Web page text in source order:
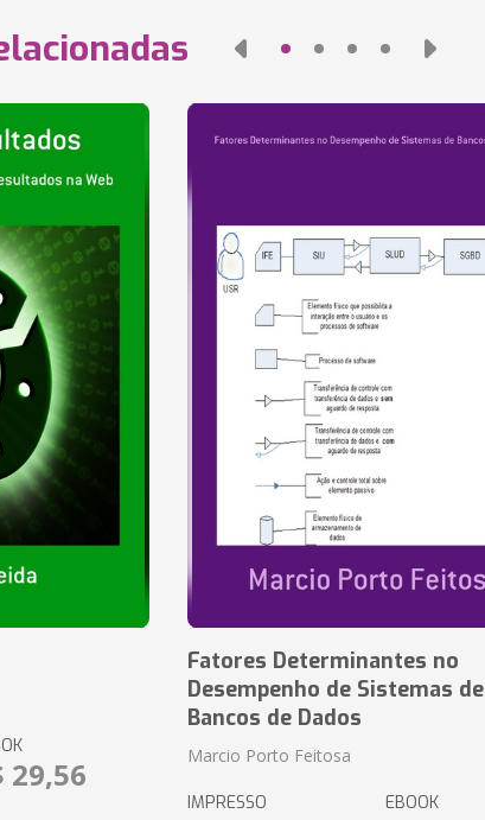
29,56
Fatores Determinantes no
Desempenho de Sistemas de
Bancos de Dados
Marcio Porto Feitosa
IMPRESSO EBOOK